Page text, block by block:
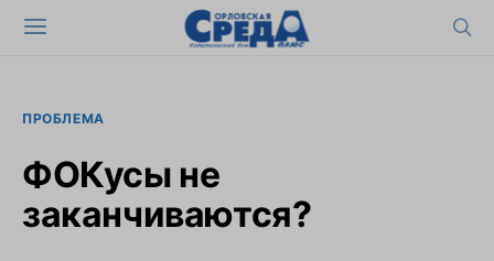
ПРОБЛЕМА
ФОКусы не
заканчиваются?